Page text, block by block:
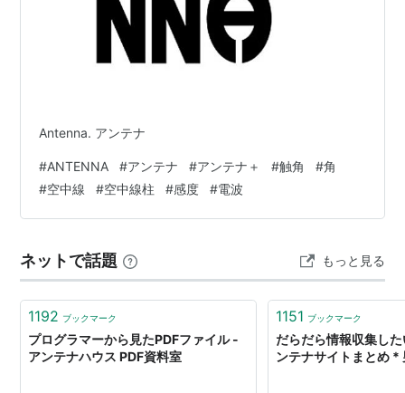
びんびんGirls
Antenna. アンテナ
#ANTENNA #アンテナ #アンテナ＋ #触角 #角
#空中線 #空中線柱 #感度 #電波
ネットで話題 もっと見る
1192 ブックマーク
プログラマーから見たPDFファイル -
アンテナハウス PDF資料室
1151 ブックマーク
だらだら情報収集し
ンテナサイトまとめ *